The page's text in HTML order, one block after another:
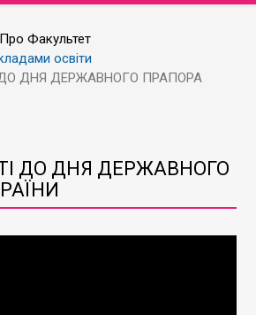
Про Факультет
освіти
ДНЯ ДЕРЖАВНОГО ПРАПОРА
ДО ДНЯ ДЕРЖАВНОГО